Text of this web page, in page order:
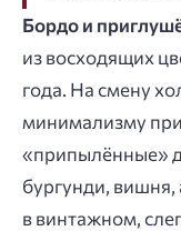
Бордо и
из восходящих
года. На смену
минимализму
«припылённые»
бургунди, вишня,
в винтажном,